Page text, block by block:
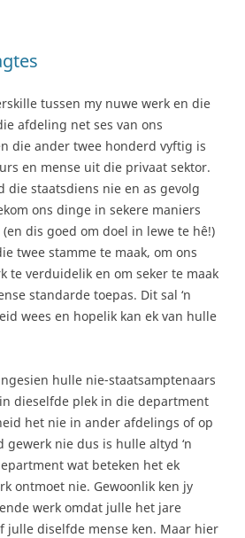
tussen my nuwe werk en die
afdeling net ses van ons
die ander twee honderd vyftig is
en mense uit die privaat sektor.
die staatsdiens nie en as gevolg
ons dinge in sekere maniers
dis goed om doel in lewe te hê!)
twee stamme te maak, om ons
te verduidelik en om seker te maak
standarde toepas. Dit sal ‘n
wees en hopelik kan ek van hulle
hulle nie-staatsamptenaars
dieselfde plek in die department
het nie in ander afdelings of op
nie dus is hulle altyd ‘n
wat beteken het ek
ontmoet nie. Gewoonlik ken jy
werk omdat julle het jare
julle diselfde mense ken. Maar hier